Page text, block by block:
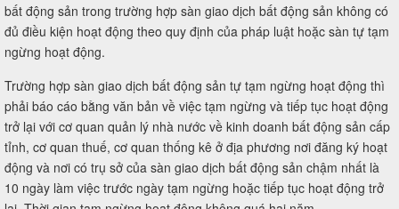
bất động sản trong trường hợp sàn giao dịch bất động sản không có
đủ điều kiện hoạt động theo quy định của pháp luật hoặc sàn tự tạm
ngừng hoạt động.
Trường hợp sàn giao dịch bất động sản tự tạm ngừng hoạt động thì
phải báo cáo bằng văn bản về việc tạm ngừng và tiếp tục hoạt động
trở lại với cơ quan quản lý nhà nước về kinh doanh bất động sản cấp
tỉnh, cơ quan thuế, cơ quan thống kê ở địa phương nơi đăng ký hoạt
động và nơi có trụ sở của sàn giao dịch bất động sản chậm nhất là
10 ngày làm việc trước ngày tạm ngừng hoặc tiếp tục hoạt động trở